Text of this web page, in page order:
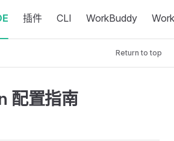
插件 CLI WorkBuddy
Return to top
配置指南